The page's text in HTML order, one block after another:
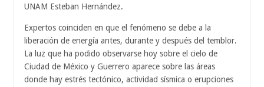
UNAM Esteban Hernández.
Expertos coinciden en que el fenómeno se debe a la
liberación de energía antes, durante y después del temblor.
La luz que ha podido observarse hoy sobre el cielo de
Ciudad de México y Guerrero aparece sobre las áreas
donde hay estrés tectónico, actividad sísmica o erupciones